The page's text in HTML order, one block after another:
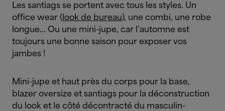
Les santiags se portent avec tous les styles. Un
office wear ( look de bureau), une combi, une robe
longue… Ou une mini-jupe, car l’automne est
toujours une bonne saison pour exposer vos
jambes !
Mini-jupe et haut près du corps pour la base,
blazer oversize et santiags pour la déconstruction
du look et le côté décontracté du masculin-